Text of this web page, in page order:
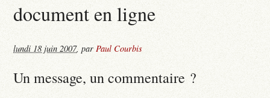
document en ligne
lundi 18 juin 2007,parPaul Courbis
Un message, un commentaire ?